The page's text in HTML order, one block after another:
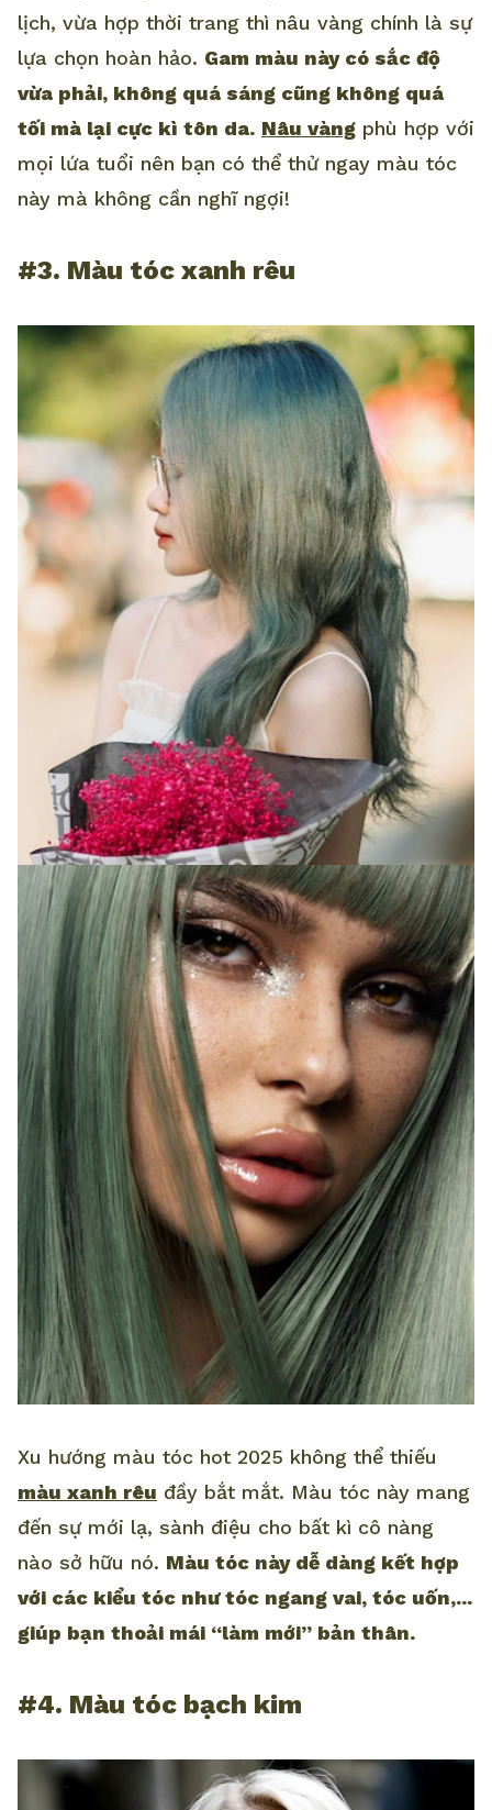
lịch, vừa hợp thời trang thì nâu vàng chính là sự
lựa chọn hoàn hảo. Gam màu này có sắc độ
vừa phải, không quá sáng cũng không quá
tối mà lại cực kì tôn da. Nâu vàng phù hợp với
mọi lứa tuổi nên bạn có thể thử ngay màu tóc
này mà không cần nghĩ ngợi!
#3. Màu tóc xanh rêu
Xu hướng màu tóc hot 2025 không thể thiếu
màu xanh rêu đầy bắt mắt. Màu tóc này mang
đến sự mới lạ, sành điệu cho bất kì cô nàng
nào sở hữu nó. Màu tóc này dễ dàng kết hợp
với các kiểu tóc như tóc ngang vai, tóc uốn,...
giúp bạn thoải mái “làm mới” bản thân.
#4. Màu tóc bạch kim